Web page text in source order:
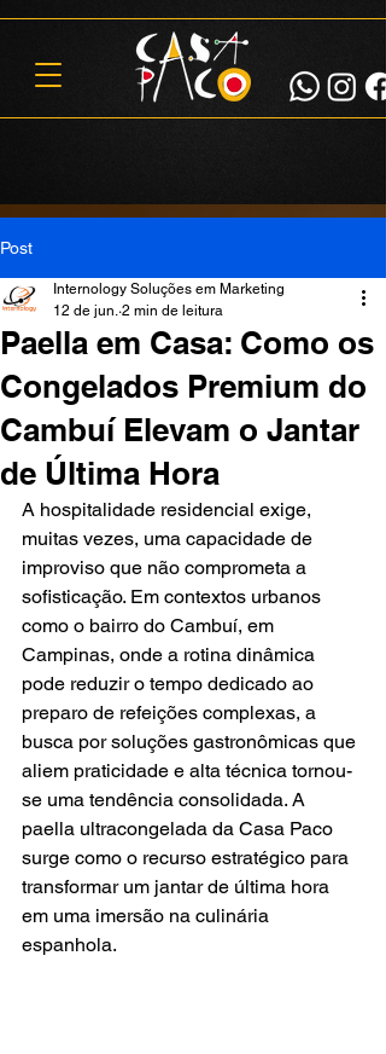
Post
Paella em Casa: Como os
Congelados Premium do
Cambuí Elevam o Jantar
de Última Hora
Internology Soluções em Marketing
12 de jun. 2 min de leitura
A hospitalidade residencial exige,
muitas vezes, uma capacidade de
improviso que não comprometa a
sofisticação. Em contextos urbanos
como o bairro do Cambuí, em
Campinas, onde a rotina dinâmica
pode reduzir o tempo dedicado ao
preparo de refeições complexas, a
busca por soluções gastronômicas que
aliem praticidade e alta técnica tornou-
se uma tendência consolidada. A
paella ultracongelada da Casa Paco
surge como o recurso estratégico para
transformar um jantar de última hora
em uma imersão na culinária
espanhola.